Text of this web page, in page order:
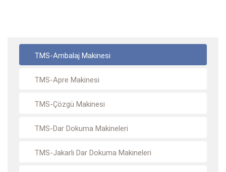
TMS-Ambalaj Makinesi
TMS-Apre Makinesi
TMS-Çözgü Makinesi
TMS-Dar Dokuma Makineleri
TMS-Jakarlı Dar Dokuma Makineleri